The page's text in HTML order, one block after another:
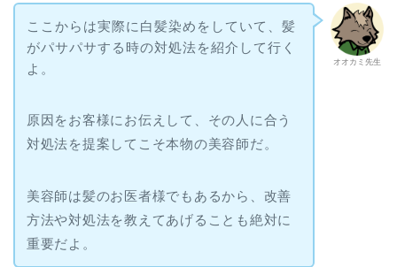
オオカミ先生
ここからは実際に白髪染めをしていて、髪
がパサパサする時の対処法を紹介して行く
よ。
原因をお客様にお伝えして、その人に合う
対処法を提案してこそ本物の美容師だ。
美容師は髪のお医者様でもあるから、改善
方法や対処法を教えてあげることも絶対に
重要だよ。